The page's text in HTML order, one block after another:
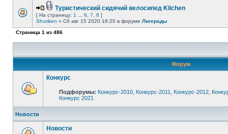
Туристический сидячий велосипед Klichen
[ На страницу: 1 6 7 8 ]
Shuriken » Сб авг 15 2020 18:20 в форуме Лигерады
Страница 1 из 486
Форум
Конкурс
Подфорумы: Конкурс-2010 Конкурс-2011 Конкурс-2012
Конкурс 2021
Новости
Новости